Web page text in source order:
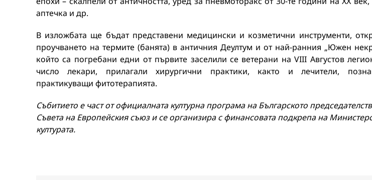
аптечка и др.
В изложбата ще бъдат представени медицински и козметични инструменти,
проучването на термите (банята) в античния Деултум и от най-ранния „Южен
който са погребани едни от първите заселили се ветерани на VIII Августов
число лекари, прилагали хирургични практики, както и лечители,
практикуващи фитотерапията.
Събитието е част от официалната културна програма на Българското
Съвета на Европейския съюз и се организира с финансовата подкрепа на
културата.